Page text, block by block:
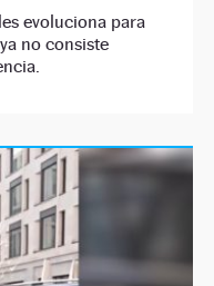
evoluciona para
no consiste